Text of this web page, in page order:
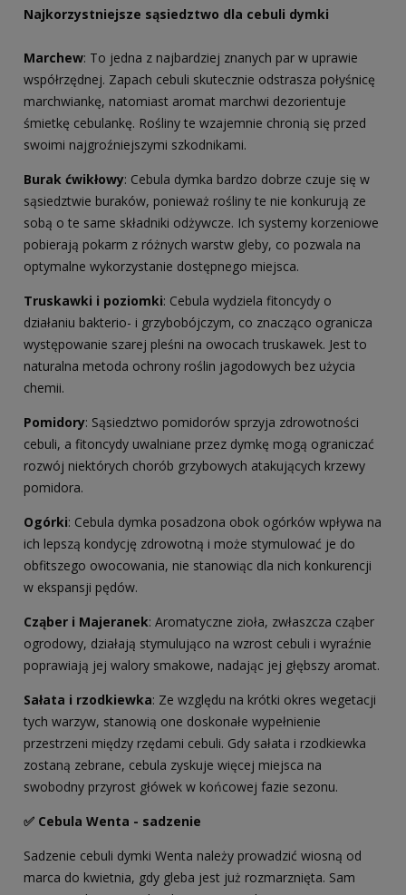
Najkorzystniejsze sąsiedztwo dla cebuli dymki
Marchew: To jedna z najbardziej znanych par w uprawie
współrzędnej. Zapach cebuli skutecznie odstrasza połyśnicę
marchwiankę, natomiast aromat marchwi dezorientuje
śmietkę cebulankę. Rośliny te wzajemnie chronią się przed
swoimi najgroźniejszymi szkodnikami.
Burak ćwikłowy: Cebula dymka bardzo dobrze czuje się w
sąsiedztwie buraków, ponieważ rośliny te nie konkurują ze
sobą o te same składniki odżywcze. Ich systemy korzeniowe
pobierają pokarm z różnych warstw gleby, co pozwala na
optymalne wykorzystanie dostępnego miejsca.
Truskawki i poziomki: Cebula wydziela fitoncydy o
działaniu bakterio- i grzybobójczym, co znacząco ogranicza
występowanie szarej pleśni na owocach truskawek. Jest to
naturalna metoda ochrony roślin jagodowych bez użycia
chemii.
Pomidory: Sąsiedztwo pomidorów sprzyja zdrowotności
cebuli, a fitoncydy uwalniane przez dymkę mogą ograniczać
rozwój niektórych chorób grzybowych atakujących krzewy
pomidora.
Ogórki: Cebula dymka posadzona obok ogórków wpływa na
ich lepszą kondycję zdrowotną i może stymulować je do
obfitszego owocowania, nie stanowiąc dla nich konkurencji
w ekspansji pędów.
Cząber i Majeranek: Aromatyczne zioła, zwłaszcza cząber
ogrodowy, działają stymulująco na wzrost cebuli i wyraźnie
poprawiają jej walory smakowe, nadając jej głębszy aromat.
Sałata i rzodkiewka: Ze względu na krótki okres wegetacji
tych warzyw, stanowią one doskonałe wypełnienie
przestrzeni między rzędami cebuli. Gdy sałata i rzodkiewka
zostaną zebrane, cebula zyskuje więcej miejsca na
swobodny przyrost główek w końcowej fazie sezonu.
✅ Cebula Wenta - sadzenie
Sadzenie cebuli dymki Wenta należy prowadzić wiosną od
marca do kwietnia, gdy gleba jest już rozmarznięta. Sam